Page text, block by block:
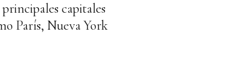
capitales
París, Nueva York